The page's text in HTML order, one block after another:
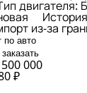
двигателя:
из-за
по авто
000
₽